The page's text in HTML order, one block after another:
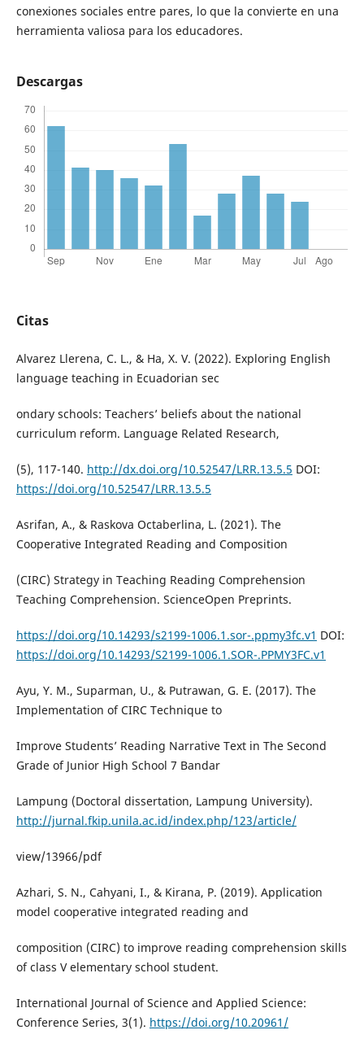
conexiones sociales entre pares, lo que la convierte en una
herramienta valiosa para los educadores.
Descargas
Citas
Alvarez Llerena, C. L., & Ha, X. V. (2022). Exploring English
language teaching in Ecuadorian sec
ondary schools: Teachers’ beliefs about the national
curriculum reform. Language Related Research,
(5), 117-140. http://dx.doi.org/10.52547/LRR.13.5.5 DOI:
https://doi.org/10.52547/LRR.13.5.5
Asrifan, A., & Raskova Octaberlina, L. (2021). The
Cooperative Integrated Reading and Composition
(CIRC) Strategy in Teaching Reading Comprehension
Teaching Comprehension. ScienceOpen Preprints.
https://doi.org/10.14293/s2199-1006.1.sor-.ppmy3fc.v1 DOI:
https://doi.org/10.14293/S2199-1006.1.SOR-.PPMY3FC.v1
Ayu, Y. M., Suparman, U., & Putrawan, G. E. (2017). The
Implementation of CIRC Technique to
Improve Students’ Reading Narrative Text in The Second
Grade of Junior High School 7 Bandar
Lampung (Doctoral dissertation, Lampung University).
http://jurnal.fkip.unila.ac.id/index.php/123/article/
view/13966/pdf
Azhari, S. N., Cahyani, I., & Kirana, P. (2019). Application
model cooperative integrated reading and
composition (CIRC) to improve reading comprehension skills
of class V elementary school student.
International Journal of Science and Applied Science:
Conference Series, 3(1). https://doi.org/10.20961/